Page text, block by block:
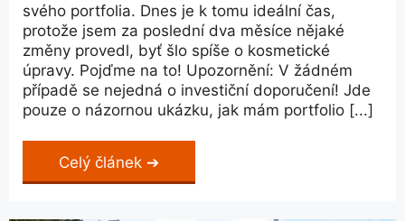
svého portfolia. Dnes je k tomu ideální čas,
protože jsem za poslední dva měsíce nějaké
změny provedl, byť šlo spíše o kosmetické
úpravy. Pojďme na to! Upozornění: V žádném
případě se nejedná o investiční doporučení! Jde
pouze o názornou ukázku, jak mám portfolio [...]
Celý článek